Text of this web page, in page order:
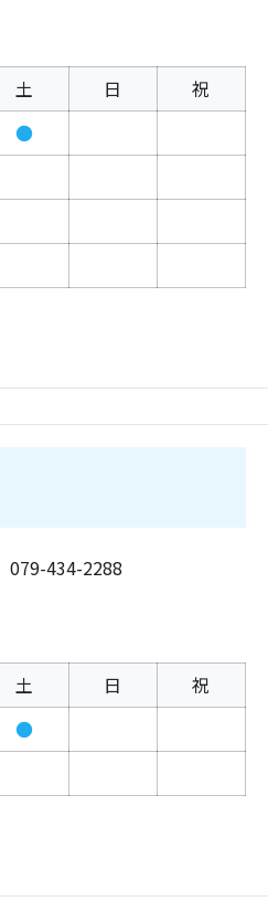
土 日 祝
●
079-434-2288
土 日 祝
●